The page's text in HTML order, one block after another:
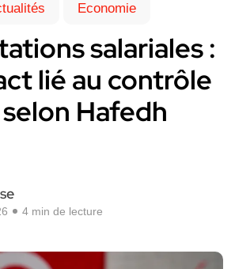
Economie
salariales :
lié au contrôle
Hafedh
4 min de lecture